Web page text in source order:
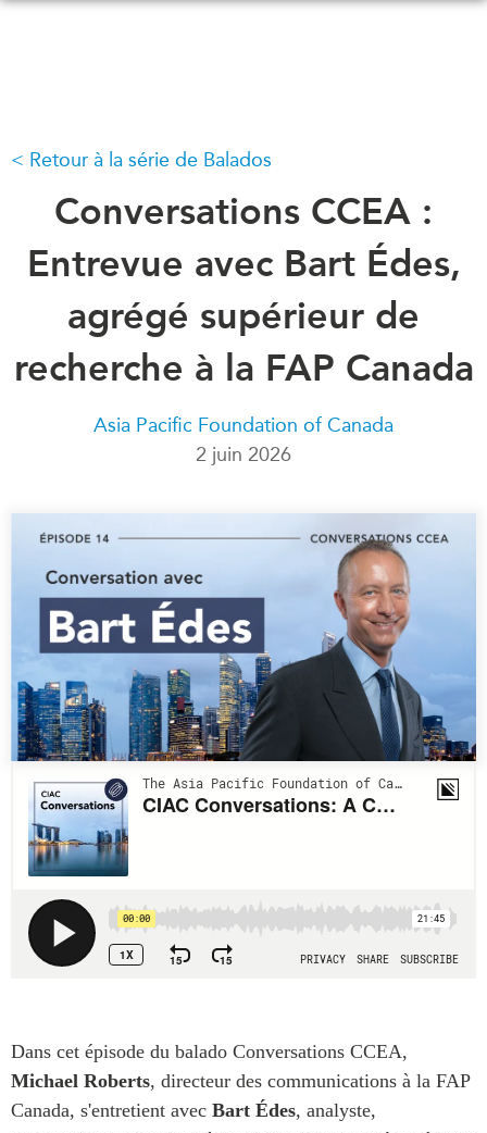
QUOI DE NEUF
CONFÉRENCES
CANADA-EN-ASIE
À PROPOS DE
Ce que nous faisons
Rapports Annuels
RECHERCHE
Toutes les publications
Asie du Sud-Est
Asie du Sud
Commerce avec l’Asie
CPTPP Portal
Bourses
Auteurs
Initiative indo-pacifique
Dialogues et tables rondes
Enjeux émergents
En éducation
ÉVÉNEMENTS
Tous les événements
Canada
Asie
CCEA
MÉDIAS
Dans l'actualité
Balados
Communiqués
Nos Experts
Podcast Archive
PUBLICATIONS
Observatoire Asie
Perspectives
Rapports et notes de
synthèse
Sondages
Séries spéciales
NOTRE RÉSEAU DE
SITES WEB
Programme d’études Asie-
Retour à la série de Balados
Conversations CCEA :
Entrevue avec Bart Édes,
agrégé supérieur de
recherche à la FAP Canada
Asia Pacific Foundation of Canada
2 juin 2026
Dans cet épisode du balado Conversations CCEA,
Michael Roberts, directeur des communications à la FAP
Canada, s'entretient avec Bart Édes, analyste,